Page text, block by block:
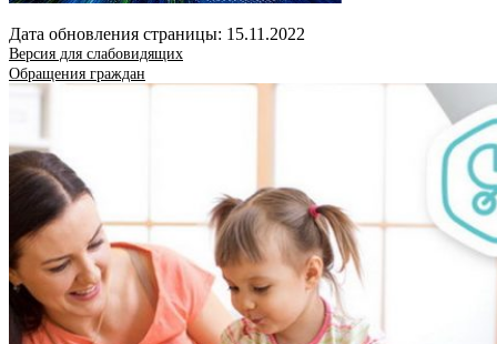
Дата обновления страницы: 15.11.2022
Версия для слабовидящих
Обращения граждан